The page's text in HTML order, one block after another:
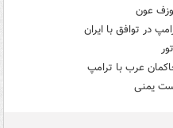
عون
در توافق با ایران
عرب با ترامپ
یمنی